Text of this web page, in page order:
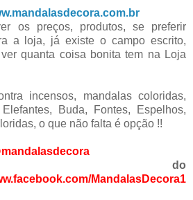
os preços, produtos, se preferir
a loja, já existe o campo escrito,
quanta coisa bonita tem na Loja
incensos, mandalas coloridas,
Buda, Fontes, Espelhos,
o que não falta é opção !!
do
MandalasDecora1